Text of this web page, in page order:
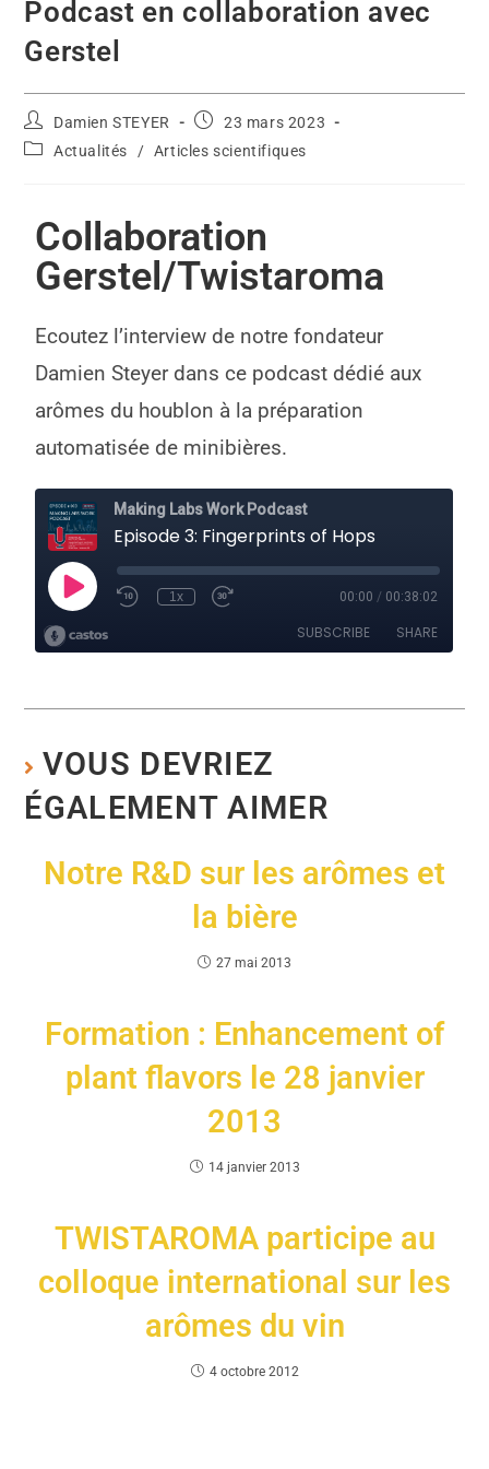
Podcast en collaboration avec
Gerstel
Damien STEYER
23 mars 2023
Actualités
/ Articles scientifiques
Collaboration
Gerstel/Twistaroma
Ecoutez l’interview de notre fondateur
Damien Steyer dans ce podcast dédié aux
arômes du houblon à la préparation
automatisée de minibières.
VOUS DEVRIEZ
ÉGALEMENT AIMER
Notre R&D sur les arômes et
la bière
27 mai 2013
Formation : Enhancement of
plant flavors le 28 janvier
2013
14 janvier 2013
TWISTAROMA participe au
colloque international sur les
arômes du vin
4 octobre 2012